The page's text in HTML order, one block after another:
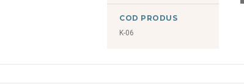
COD PRODUS
K-06